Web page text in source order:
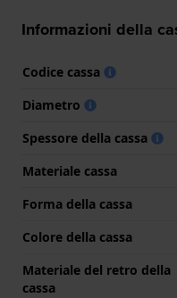
Informazioni della
Codice cassa
Diametro
Spessore della cassa
Materiale cassa
Forma della cassa
Colore della cassa
Materiale del retro della
cassa